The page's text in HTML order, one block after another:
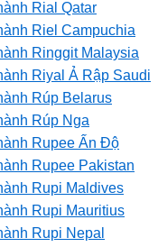
Rial Qatar
Riel Campuchia
Ringgit Malaysia
Riyal Ả Rập Saudi
Rúp Belarus
Rúp Nga
Rupee Ấn Độ
Rupee Pakistan
Rupi Maldives
Rupi Mauritius
Rupi Nepal